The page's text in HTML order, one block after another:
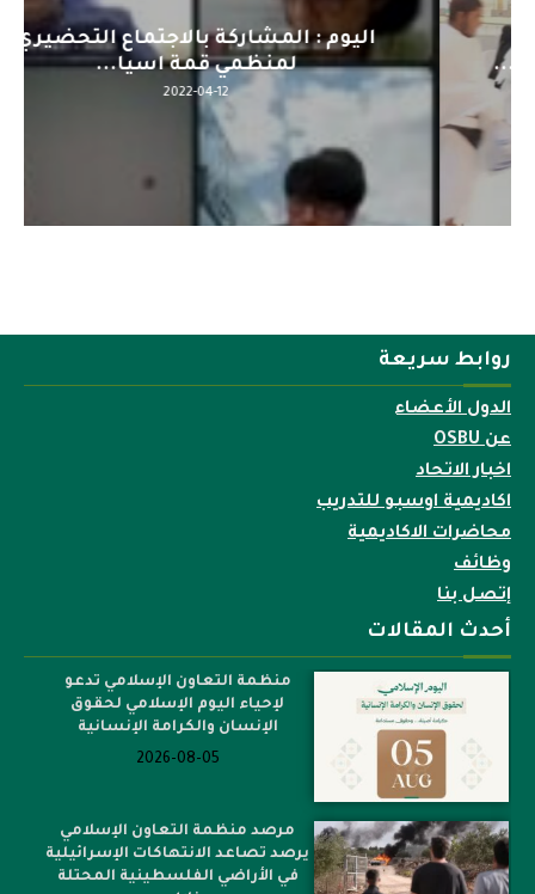
اليوم : المشاركة بالاجتماع التحضيري
لمنظمي قمة اسيا...
2022-04-12
روابط سريعة
الدول الأعضاء
عن OSBU
اخبار الاتحاد
اكاديمية اوسبو للتدريب
محاضرات الاكاديمية
وظائف
إتصل بنا
أحدث المقالات
منظمة التعاون الإسلامي تدعو
لإحياء اليوم الإسلامي لحقوق
الإنسان والكرامة الإنسانية
2026-08-05
مرصد منظمة التعاون الإسلامي
يرصد تصاعد الانتهاكات الإسرائيلية
في الأراضي الفلسطينية المحتلة